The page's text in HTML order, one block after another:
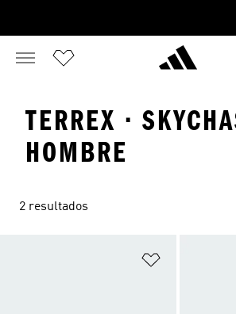
TERREX ·
HOMBRE
2 resultados